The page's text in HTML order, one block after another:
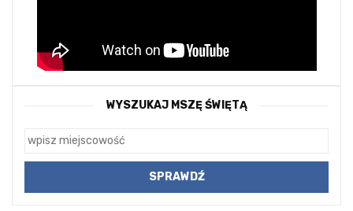
WYSZUKAJ MSZĘ ŚWIĘTĄ